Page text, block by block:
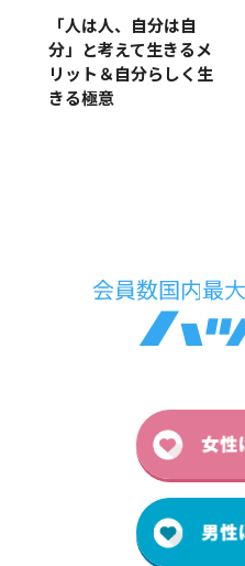
「人は人、自分は自
分」と考えて生きるメ
リット＆自分らしく生
きる極意